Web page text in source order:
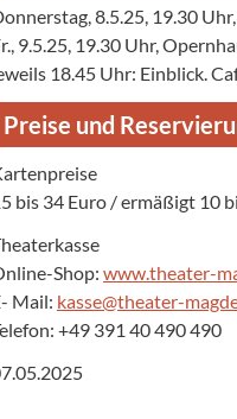
8.5.25, 19.30
9.5.25, 19.30 Uhr,
18.45 Uhr: Einblick.
Preise und
bis 34 Euro / ermäßigt 10
Shop: www.theater-
Mail: kasse@theater-
+49 391 40 490 490